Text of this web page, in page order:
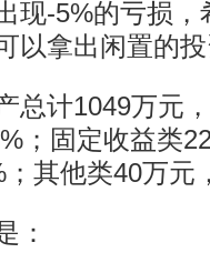
现-5%的亏损，
以拿出闲置的
计1049万元，
；固定收益类
其他类40万元
：